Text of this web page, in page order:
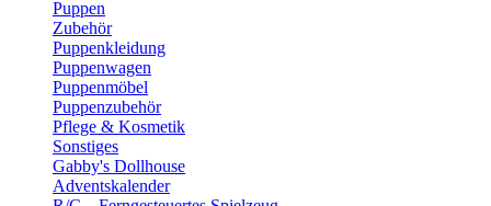
Puppen
Zubehör
Puppenkleidung
Puppenwagen
Puppenmöbel
Puppenzubehör
Pflege & Kosmetik
Sonstiges
Gabby's Dollhouse
Adventskalender